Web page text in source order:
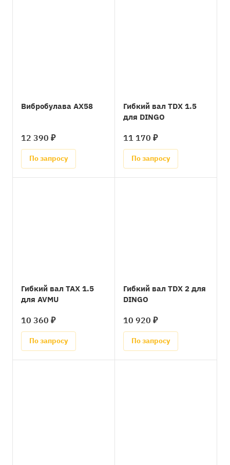
Вибробулава AX58
12 390 ₽
По запросу
Гибкий вал TDX 1.5
для DINGO
11 170 ₽
По запросу
Гибкий вал TAX 1.5
для AVMU
10 360 ₽
По запросу
Гибкий вал TDX 2 для
DINGO
10 920 ₽
По запросу